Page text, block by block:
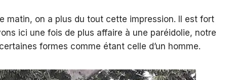
matin, on a plus du tout cette impression. Il est fort
ici une fois de plus affaire à une paréidolie, notre
formes comme étant celle d’un homme.